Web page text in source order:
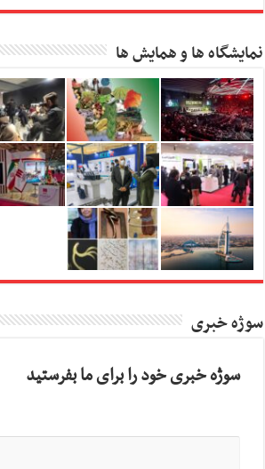
نمایشگاه ها و همایش ها
سوژه خبری
سوژه خبری خود را برای ما بفرستید